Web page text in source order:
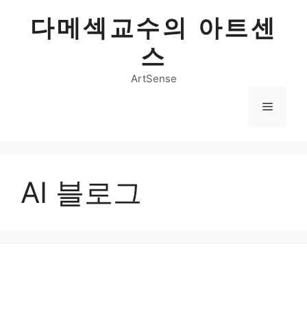
다메섹교수의 아트센
스
ArtSense
Menu
AI 블로그